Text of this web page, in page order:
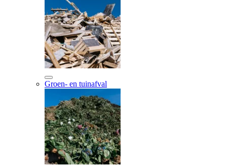
Groen- en tuinafval